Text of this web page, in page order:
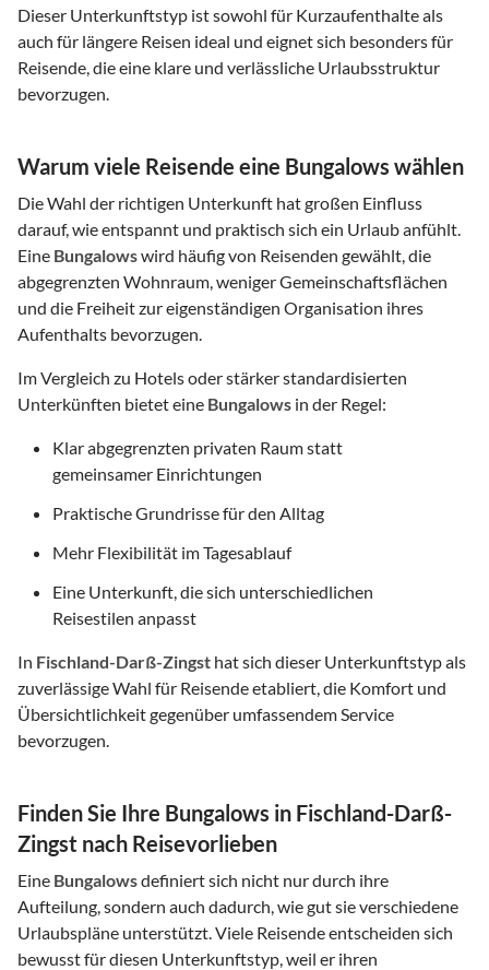
Dieser Unterkunftstyp ist sowohl für Kurzaufenthalte als
auch für längere Reisen ideal und eignet sich besonders für
Reisende, die eine klare und verlässliche Urlaubsstruktur
bevorzugen.
Warum viele Reisende eine Bungalows wählen
Die Wahl der richtigen Unterkunft hat großen Einfluss
darauf, wie entspannt und praktisch sich ein Urlaub anfühlt.
Eine Bungalowswird häufig von Reisenden gewählt, die
abgegrenzten Wohnraum, weniger Gemeinschaftsflächen
und die Freiheit zur eigenständigen Organisation ihres
Aufenthalts bevorzugen.
Im Vergleich zu Hotels oder stärker standardisierten
Unterkünften bietet eine Bungalows in der Regel:
Klar abgegrenzten privaten Raum statt
gemeinsamer Einrichtungen
Praktische Grundrisse für den Alltag
Mehr Flexibilität im Tagesablauf
Eine Unterkunft, die sich unterschiedlichen
Reisestilen anpasst
In Fischland-Darß-Zingst hat sich dieser Unterkunftstyp als
zuverlässige Wahl für Reisende etabliert, die Komfort und
Übersichtlichkeit gegenüber umfassendem Service
bevorzugen.
Finden Sie Ihre Bungalows in Fischland-Darß-
Zingst nach Reisevorlieben
Eine Bungalowsdefiniert sich nicht nur durch ihre
Aufteilung, sondern auch dadurch, wie gut sie verschiedene
Urlaubspläne unterstützt. Viele Reisende entscheiden sich
bewusst für diesen Unterkunftstyp, weil er ihren